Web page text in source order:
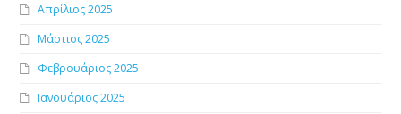
Απρίλιος 2025
Μάρτιος 2025
Φεβρουάριος 2025
Ιανουάριος 2025